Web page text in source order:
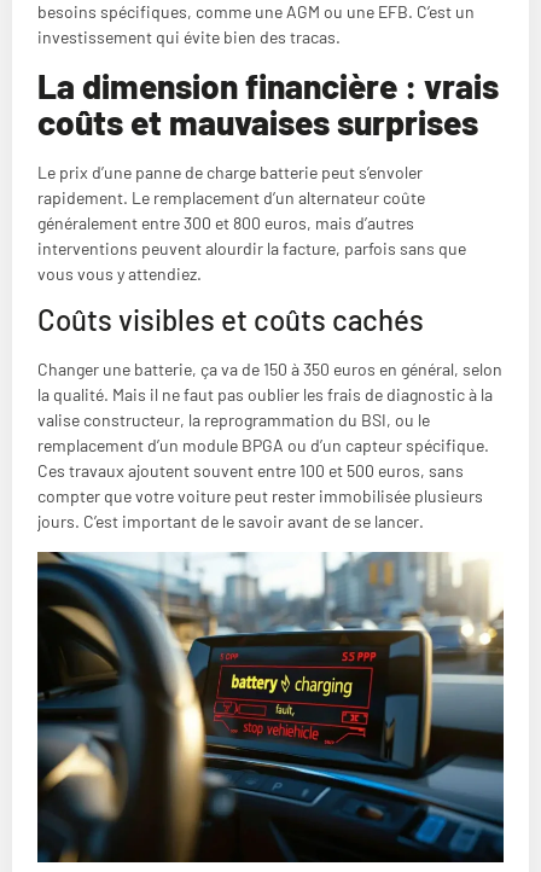
besoins spécifiques, comme une AGM ou une EFB. C’est un
investissement qui évite bien des tracas.
La dimension financière : vrais
coûts et mauvaises surprises
Le prix d’une panne de charge batterie peut s’envoler
rapidement. Le remplacement d’un alternateur coûte
généralement entre 300 et 800 euros, mais d’autres
interventions peuvent alourdir la facture, parfois sans que
vous vous y attendiez.
Coûts visibles et coûts cachés
Changer une batterie, ça va de 150 à 350 euros en général, selon
la qualité. Mais il ne faut pas oublier les frais de diagnostic à la
valise constructeur, la reprogrammation du BSI, ou le
remplacement d’un module BPGA ou d’un capteur spécifique.
Ces travaux ajoutent souvent entre 100 et 500 euros, sans
compter que votre voiture peut rester immobilisée plusieurs
jours. C’est important de le savoir avant de se lancer.